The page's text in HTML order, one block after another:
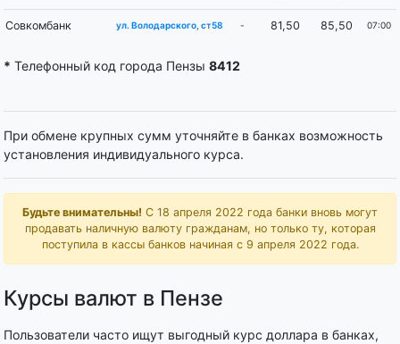
Совкомбанк ул. Володарского, ст58 - 81,50 85,50 07:00
* Телефонный код города Пензы 8412
При обмене крупных сумм уточняйте в банках возможность
установления индивидуального курса.
Будьте внимательны! С 18 апреля 2022 года банки вновь могут
продавать наличную валюту гражданам, но только ту, которая
поступила в кассы банков начиная с 9 апреля 2022 года.
Курсы валют в Пензе
Пользователи часто ищут выгодный курс доллара в банках,